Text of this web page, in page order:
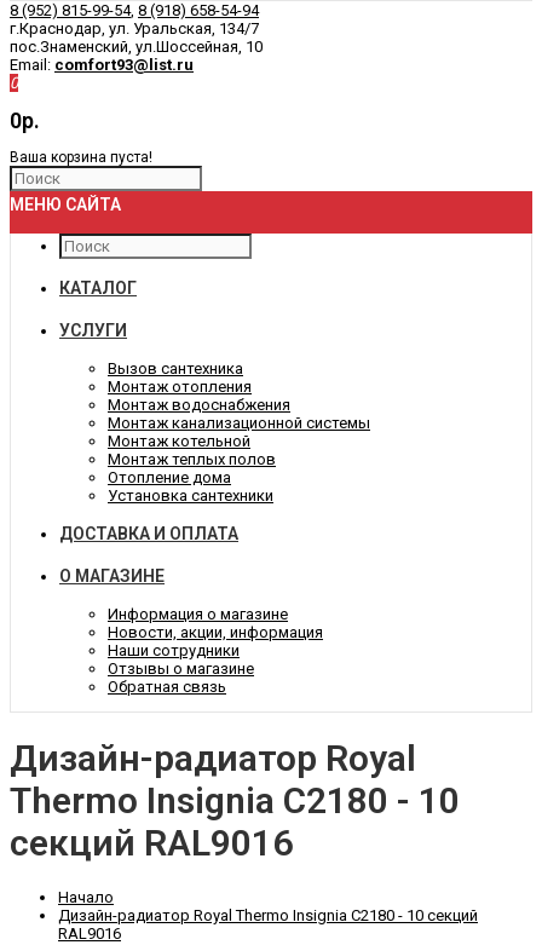
8 (952) 815-99-54, 8 (918) 658-54-94
г.Краснодар, ул. Уральская, 134/7
пос.Знаменский, ул.Шоссейная, 10
Email: comfort93@list.ru
0
0р.
Ваша корзина пуста!
МЕНЮ САЙТА
КАТАЛОГ
УСЛУГИ
Вызов сантехника
Монтаж отопления
Монтаж водоснабжения
Монтаж канализационной системы
Монтаж котельной
Монтаж теплых полов
Отопление дома
Установка сантехники
ДОСТАВКА И ОПЛАТА
О МАГАЗИНЕ
Информация о магазине
Новости, акции, информация
Наши сотрудники
Отзывы о магазине
Обратная связь
Дизайн-радиатор Royal
Thermo Insignia C2180 - 10
секций RAL9016
Начало
Дизайн-радиатор Royal Thermo Insignia C2180 - 10 секций
RAL9016